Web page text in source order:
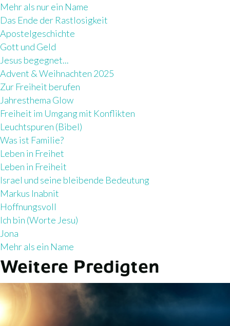
a
d
e
n
-
D
a
t
e
i
h
e
r
u
n
t
e
r
l
a
d
e
n
Mehr als nur ein Name
Das Ende der Rastlosigkeit
Apostelgeschichte
Gott und Geld
Jesus begegnet...
Advent & Weihnachten 2025
Zur Freiheit berufen
Jahresthema Glow
Freiheit im Umgang mit Konflikten
Leuchtspuren (Bibel)
Was ist Familie?
Leben in Freihet
Leben in Freiheit
Israel und seine bleibende Bedeutung
Markus Inabnit
Hoffnungsvoll
Ich bin (Worte Jesu)
Jona
Mehr als ein Name
Weitere Predigten